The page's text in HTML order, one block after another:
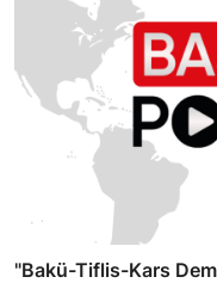
"Bakü-Tiflis-Kars